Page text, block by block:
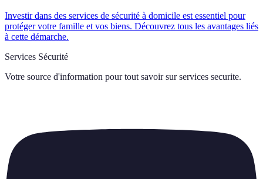
Investir dans des services de sécurité à domicile est essentiel pour
protéger votre famille et vos biens. Découvrez tous les avantages liés
à cette démarche.
Services Sécurité
Votre source d'information pour tout savoir sur services securite.